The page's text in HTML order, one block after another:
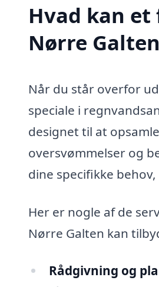
Hvad kan
Nørre
Når du står overfor
speciale i
designet til at
oversvømmelser og
dine specifikke
Her er nogle af de
Nørre Galten kan
Rådgivning og